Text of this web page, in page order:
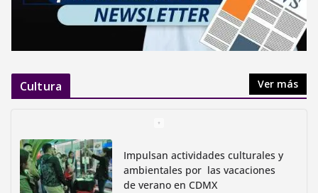
Cultura Ver más
Impulsan actividades culturales y
ambientales por las vacaciones
de verano en CDMX